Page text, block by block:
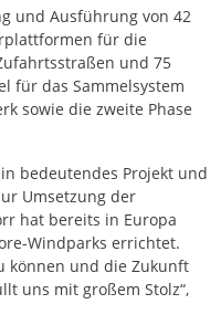
und Ausführung von 42
für die
und 75
für das Sammelsystem
sowie die zweite Phase
bedeutendes Projekt und
Umsetzung der
hat bereits in Europa
Windparks errichtet.
können und die Zukunft
uns mit großem Stolz“,